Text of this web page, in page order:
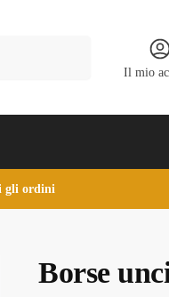
Il mio
gli ordini
Borse